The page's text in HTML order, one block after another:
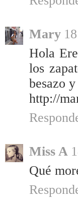
Mary
Hola
los
besazo
http://
Miss A
Qué